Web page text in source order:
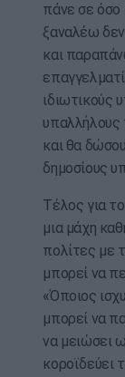
πάνε σε όσο
ξαναλέω δεν
και
ιδιωτικούς
υπαλλήλους
και θα
δημοσίους
Τέλος για
μια μάχη
πολίτες με
μπορεί να
«Όποιος
μπορεί να
να μειώσει
κοροϊδεύει